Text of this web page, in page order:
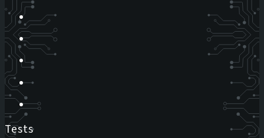
Tests